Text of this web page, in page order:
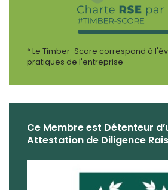
* Le Timber-Score correspond à
pratiques de l'entreprise
Ce Membre est Détenteur
Attestation de Diligence